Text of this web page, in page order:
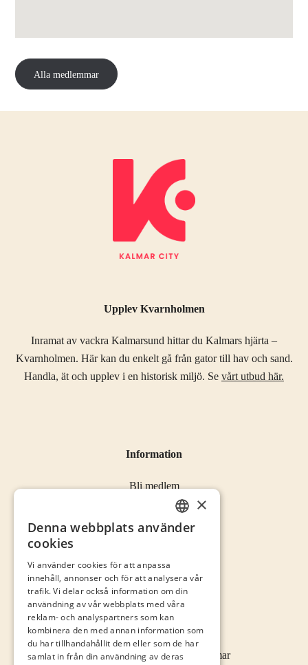
Alla medlemmar
Upplev Kvarnholmen
Inramat av vackra Kalmarsund hittar du Kalmars hjärta –
Kvarnholmen. Här kan du enkelt gå från gator till hav och sand.
Handla, ät och upplev i en historisk miljö. Se vårt utbud här.
Information
Bli medlem
Öppettider
Kontakta oss
Kontakta oss
info@kalmarcity.com
Norra Långgatan 16 • Kalmar
SWEDISH
×
Denna webbplats använder
cookies
Vi använder cookies för att anpassa
innehåll, annonser och för att analysera vår
trafik. Vi delar också information om din
användning av vår webbplats med våra
reklam- och analyspartners som kan
kombinera den med annan information som
du har tillhandahållit dem eller som de har
samlat in från din användning av deras